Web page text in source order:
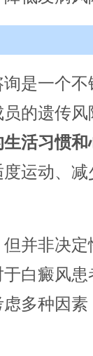
是一个不
的遗传风
活习惯和
运动、减
但并非决定
白癜风患
多种因素